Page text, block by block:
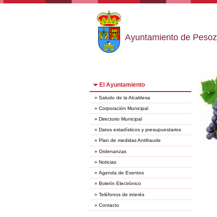
Ayuntamiento de Pesoz
El Ayuntamiento
» Saludo de la Alcaldesa
» Corporación Municipal
» Directorio Municipal
» Datos estadísticos y presupuestarios
» Plan de medidas Antifraude
» Ordenanzas
» Noticias
» Agenda de Eventos
» Boletín Electrónico
» Teléfonos de interés
» Contacto